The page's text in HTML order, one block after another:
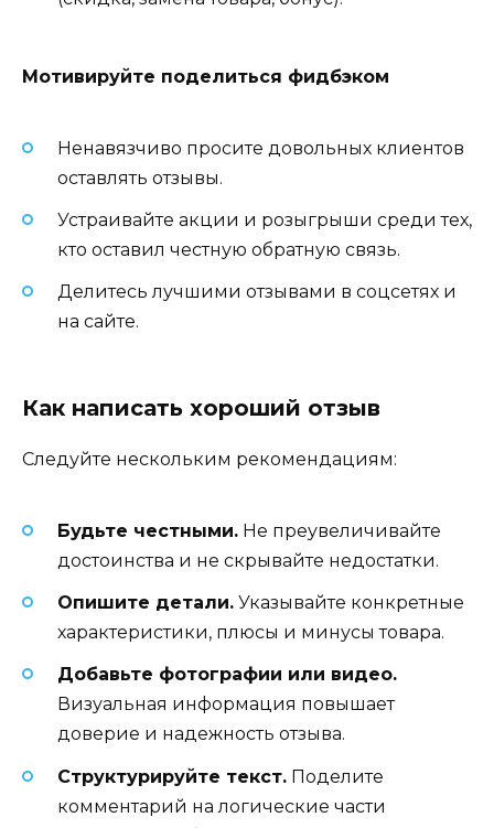
Мотивируйте поделиться фидбэком
Ненавязчиво просите довольных клиентов
оставлять отзывы.
Устраивайте акции и розыгрыши среди тех,
кто оставил честную обратную связь.
Делитесь лучшими отзывами в соцсетях и
на сайте.
Как написать хороший отзыв
Следуйте нескольким рекомендациям:
Будьте честными. Не преувеличивайте
достоинства и не скрывайте недостатки.
Опишите детали. Указывайте конкретные
характеристики, плюсы и минусы товара.
Добавьте фотографии или видео.
Визуальная информация повышает
доверие и надежность отзыва.
Структурируйте текст. Поделите
комментарий на логические части